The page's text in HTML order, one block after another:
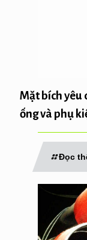
Mặt bích yêu
ống và phụ
Đọc